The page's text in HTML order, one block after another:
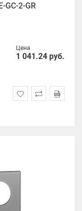
2-GR
Цена
1 041.24 руб.